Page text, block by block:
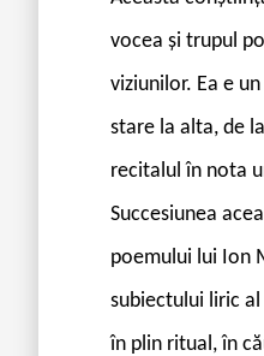
vocea şi trupul
viziunilor. Ea e
stare la alta, de
recitalul în nota
Succesiunea
poemului lui Ion
subiectului liric
în plin ritual, în